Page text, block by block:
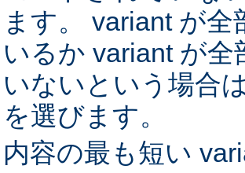
ます。 variant が
いるか variant が
いないという場合
を選びます。
内容の最も短い